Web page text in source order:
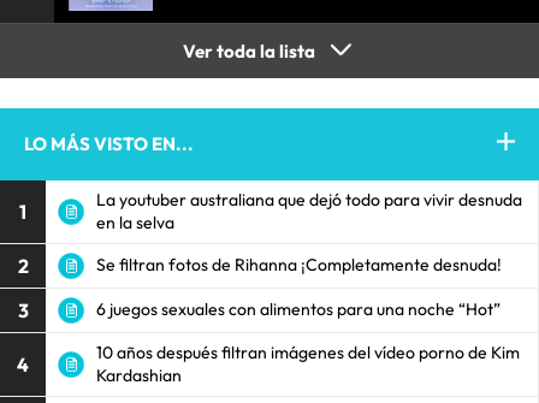
Ver toda la lista
LO MÁS VISTO EN...
1
La youtuber australiana que dejó todo para vivir desnuda
en la selva
2 Se filtran fotos de Rihanna ¡Completamente desnuda!
3 6 juegos sexuales con alimentos para una noche “Hot”
4
10 años después filtran imágenes del vídeo porno de Kim
Kardashian